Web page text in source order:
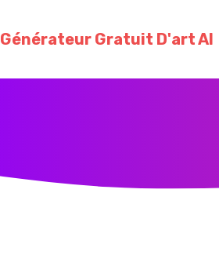
Générateur Gratuit D'art AI